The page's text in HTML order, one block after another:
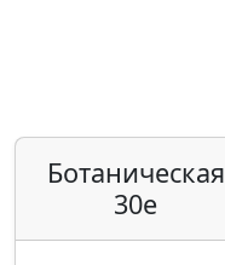
Ботаническая
30е